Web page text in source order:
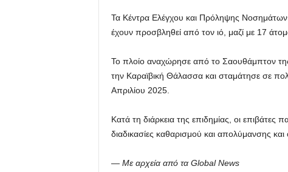
Τα Κέντρα Ελέγχου και Πρόληψης
έχουν προσβληθεί από τον ιό, μαζί με 17
Το πλοίο αναχώρησε από το Σαουθάμπτον της
την Καραϊβική Θάλασσα και σταμάτησε σε
Απριλίου 2025.
Κατά τη διάρκεια της επιδημίας, οι επιβάτες
διαδικασίες καθαρισμού και απολύμανσης
— Με αρχεία από τα Global News